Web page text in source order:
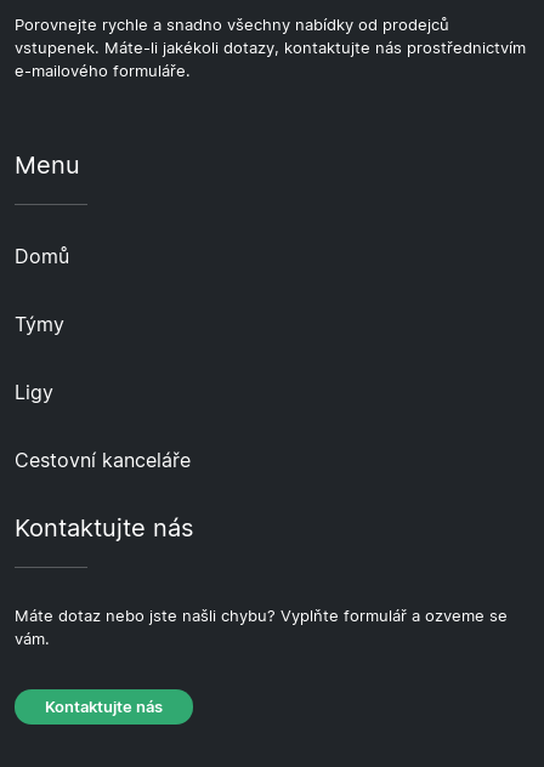
Porovnejte rychle a snadno všechny nabídky od prodejců
vstupenek. Máte-li jakékoli dotazy, kontaktujte nás prostřednictvím
e-mailového formuláře.
Menu
Domů
Týmy
Ligy
Cestovní kanceláře
Kontaktujte nás
Máte dotaz nebo jste našli chybu? Vyplňte formulář a ozveme se
vám.
Kontaktujte nás